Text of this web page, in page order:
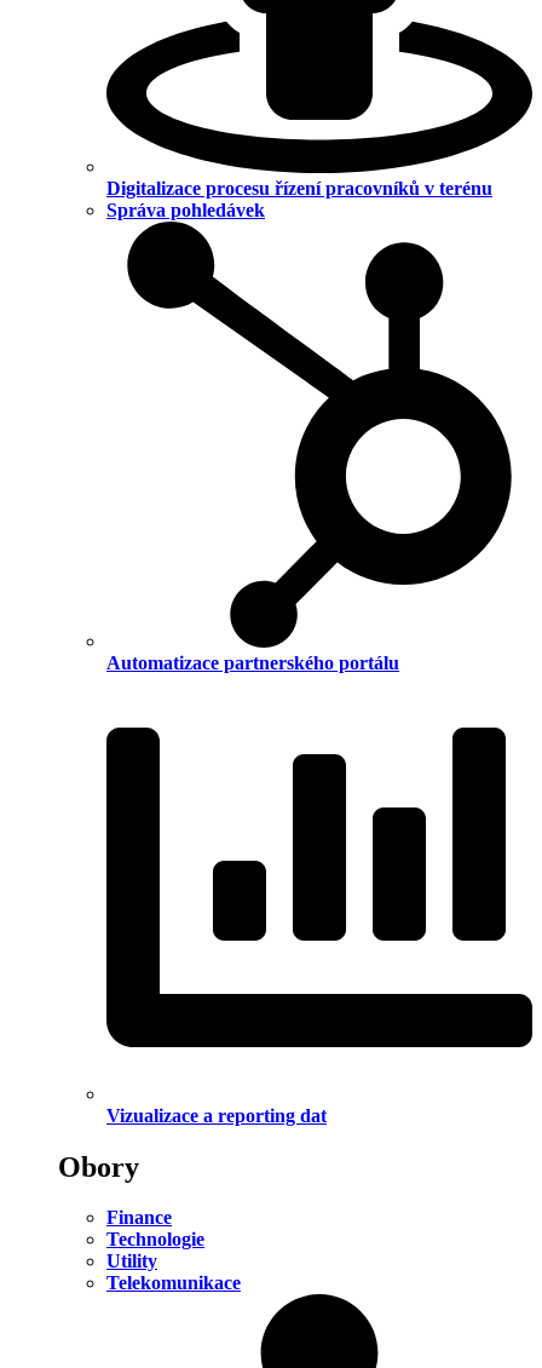
Digitalizace procesu řízení pracovníků v terénu
Správa pohledávek
Automatizace partnerského portálu
Vizualizace a reporting dat
Obory
Finance
Technologie
Utility
Telekomunikace